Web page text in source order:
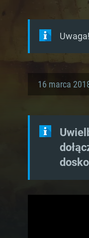
16 marca